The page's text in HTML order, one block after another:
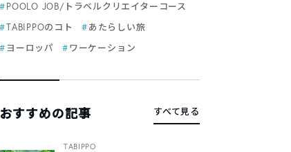
POOLO JOB/トラベルクリエイターコース
TABIPPOのコト
あたらしい旅
ヨーロッパ
ワーケーション
おすすめの記事 すべて見る
TABIPPO